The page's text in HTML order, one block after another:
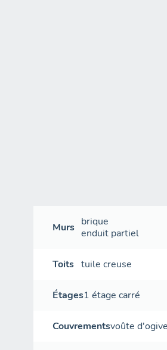
Murs brique
enduit partiel
Toits tuile creuse
Étages1 étage carré
Couvrementsvoûte